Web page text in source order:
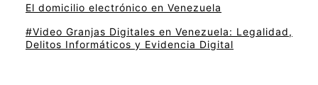
El domicilio electrónico en Venezuela
#Video Granjas Digitales en Venezuela: Legalidad,
Delitos Informáticos y Evidencia Digital